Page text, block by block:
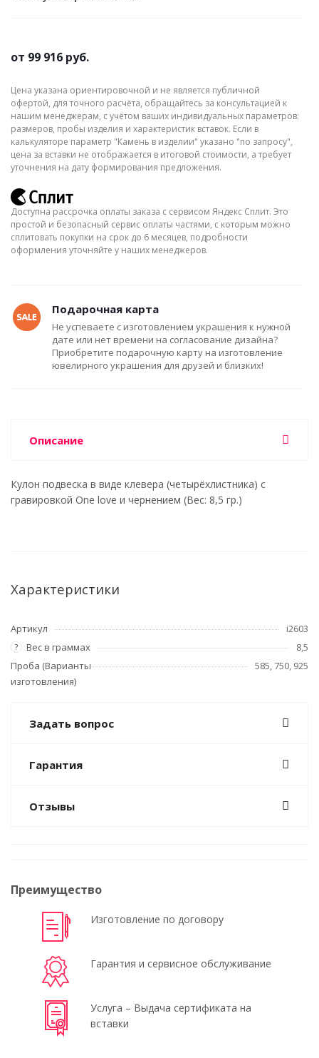
от 99 916 руб.
Цена указана ориентировочной и не является публичной
офертой, для точного расчёта, обращайтесь за консультацией к
нашим менеджерам, с учётом ваших индивидуальных параметров:
размеров, пробы изделия и характеристик вставок. Если в
калькуляторе параметр "Камень в изделии" указано "по запросу",
цена за вставки не отображается в итоговой стоимости, а требует
уточнения на дату формирования предложения.
Доступна рассрочка оплаты заказа с сервисом Яндекс Сплит. Это
простой и безопасный сервис оплаты частями, с которым можно
сплитовать покупки на срок до 6 месяцев, подробности
оформления уточняйте у наших менеджеров.
Подарочная карта
Не успеваете с изготовлением украшения к нужной
дате или нет времени на согласование дизайна?
Приобретите подарочную карту на изготовление
ювелирного украшения для друзей и близких!
Описание
Кулон подвеска в виде клевера (четырёхлистника) с
гравировкой One love и чернением (Вес: 8,5 гр.)
Характеристики
Артикул i2603
? Вес в граммах
8,5
Проба (Варианты
изготовления)
585, 750, 925
Задать вопрос
Гарантия
Отзывы
Преимущество
Изготовление по договору
Гарантия и сервисное обслуживание
Услуга – Выдача сертификата на
вставки